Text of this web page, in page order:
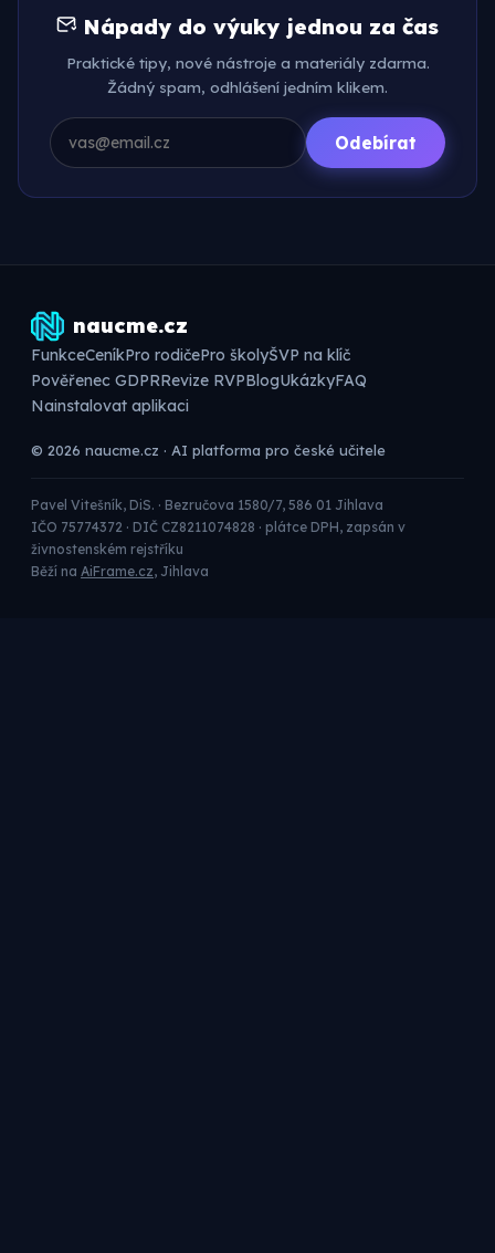
Nápady do výuky jednou za čas
Praktické tipy, nové nástroje a materiály zdarma.
Žádný spam, odhlášení jedním klikem.
Odebírat
naucme.cz
FunkceCeníkPro rodičePro školyŠVP na klíč
Pověřenec GDPRRevize RVPBlogUkázkyFAQ
Nainstalovat aplikaci
© 2026 naucme.cz · AI platforma pro české učitele
Pavel Vitešník, DiS. · Bezručova 1580/7, 586 01 Jihlava
IČO 75774372 · DIČ CZ8211074828 · plátce DPH, zapsán v
živnostenském rejstříku
Běží na AiFrame.cz, Jihlava